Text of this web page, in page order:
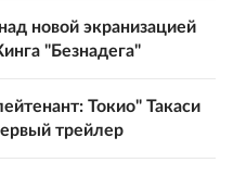
новой экранизацией
"Безнадега"
Токио" Такаси
трейлер